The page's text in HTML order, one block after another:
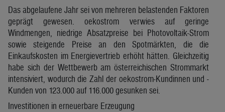
Das abgelaufene Jahr sei von mehreren belastenden Faktoren
geprägt gewesen. oekostrom verwies auf geringe
Windmengen, niedrige Absatzpreise bei Photovoltaik-Strom
sowie steigende Preise an den Spotmärkten, die die
Einkaufskosten im Energievertrieb erhöht hätten. Gleichzeitig
habe sich der Wettbewerb am österreichischen Strommarkt
intensiviert, wodurch die Zahl der oekostrom-Kundinnen und -
Kunden von 123.000 auf 116.000 gesunken sei.
Investitionen in erneuerbare Erzeugung